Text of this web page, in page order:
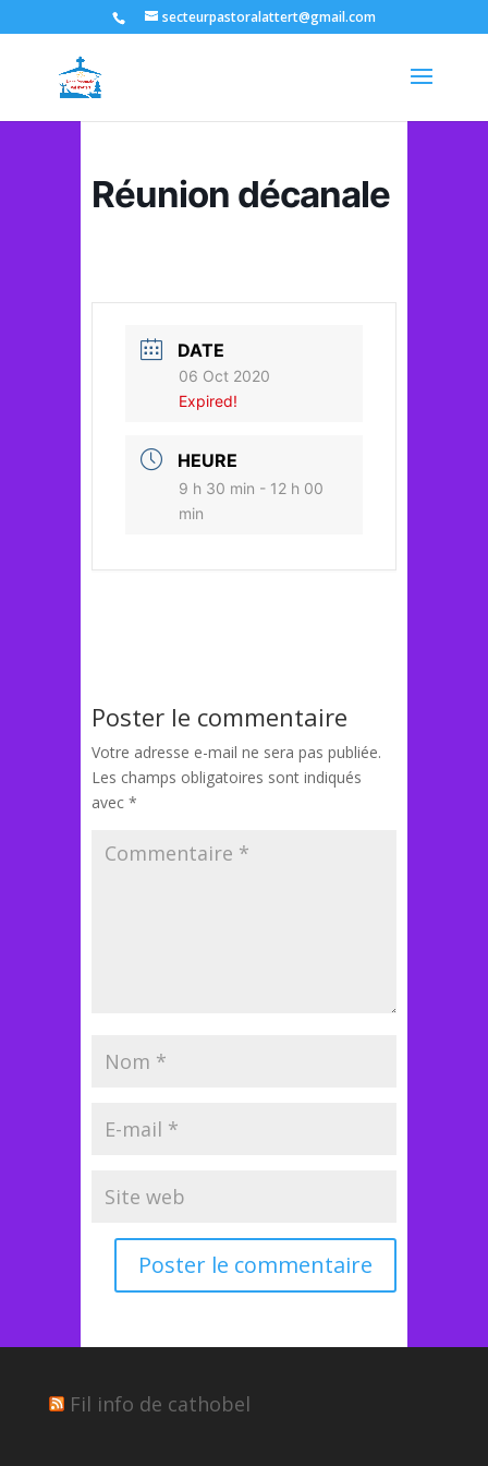
secteurpastoralattert@gmail.com
Réunion décanale
DATE
06 Oct 2020
Expired!
HEURE
9 h 30 min - 12 h 00
min
Poster le commentaire
Votre adresse e-mail ne sera pas publiée.
Les champs obligatoires sont indiqués
avec *
Fil info de cathobel